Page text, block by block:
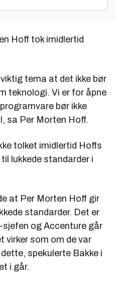
Hoff tok imidlertid
tema at det ikke bør
teknologi. Vi er for åpne
bør ikke
sa Per Morten Hoff.
tolket imidlertid Hoffs
lukkede standarder i
at Per Morten Hoff gir
standarder. Det er
og Accenture går
virker som om de var
spekulerte Bakke i
i går.